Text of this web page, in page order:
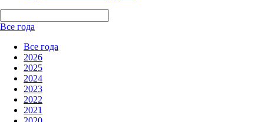
Все года
Все года
2026
2025
2024
2023
2022
2021